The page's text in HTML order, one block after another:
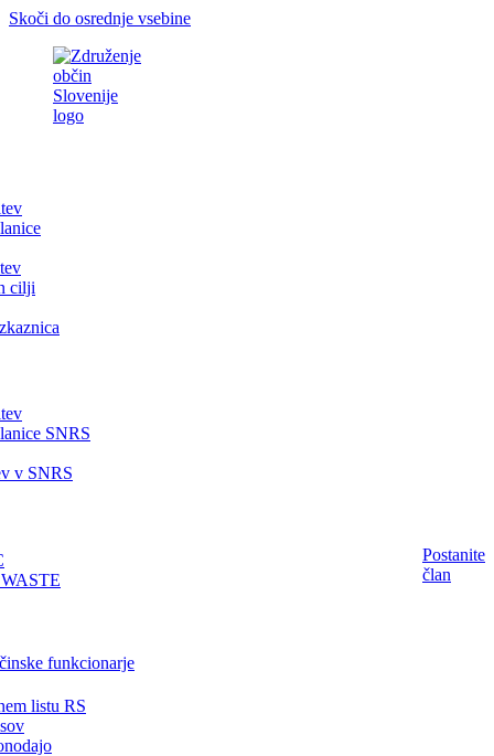
Skoči do osrednje vsebine
cilji
SNRS
v SNRS
funkcionarje
listu RS
Postanite
član